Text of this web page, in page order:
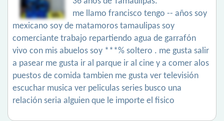
me llamo francisco tengo -- años soy
mexicano soy de matamoros tamaulipas soy
comerciante trabajo repartiendo agua de garrafón
vivo con mis abuelos soy ***% soltero . me gusta salir
a pasear me gusta ir al parque ir al cine y a comer alos
puestos de comida tambien me gusta ver televisión
escuchar musica ver peliculas series busco una
relación seria alguien que le importe el fisico